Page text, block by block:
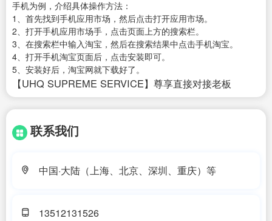
手机为例，介绍具体操作方法：
1、首先找到手机应用市场，然后点击打开应用市场。
2、打开手机应用市场手，点击页面上方的搜索栏。
3、在搜索栏中输入淘宝，然后在搜索结果中点击手机淘宝。
4、打开手机淘宝页面后，点击安装即可。
5、安装好后，淘宝网就下载好了。
【UHQ SUPREME SERVICE】尊享直接对接老板
联系我们
中国·大陆（上海、北京、深圳、重庆）等
13512131526